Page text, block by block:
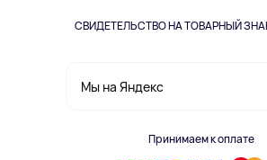
СВИДЕТЕЛЬСТВО НА ТОВАРНЫЙ
Мы на Яндекс
Принимаем к оплате